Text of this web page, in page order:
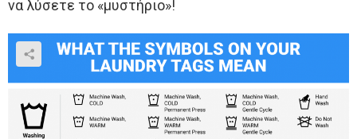
να λύσετε το «μυστήριο»!